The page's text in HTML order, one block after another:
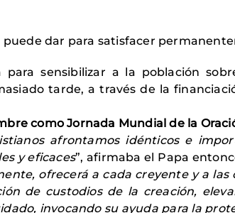
dar para satisfacer
sensibilizar a la población
tarde, a través de la
como Jornada Mundial de la
afrontamos idénticos e
y eficaces”, afirmaba el Papa
ofrecerá a cada creyente y a
de custodios de la creación,
invocando su ayuda para la